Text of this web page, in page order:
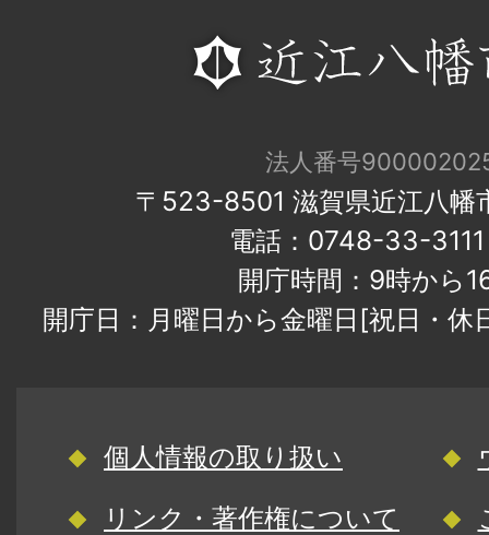
法人番号
〒523-8501 滋賀県近江八幡
電話：0748-33-
開庁時間：9時から
開庁日：月曜日から金曜日[祝日・
個人情報の取り扱い
リンク・著作権について